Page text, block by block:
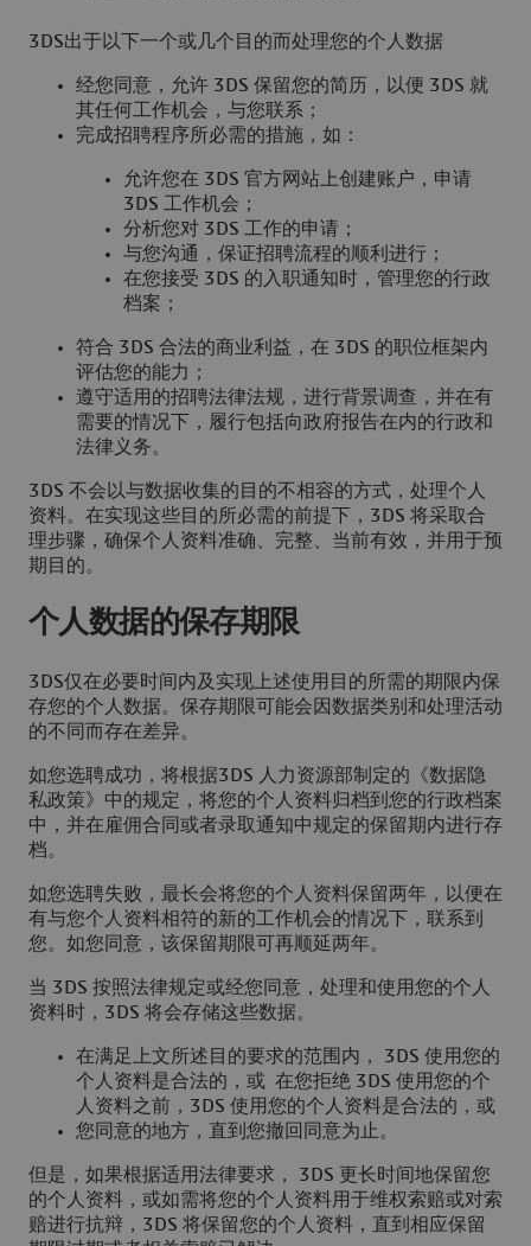
3DS出于以下一个或几个目的而处理您的个人数据
经您同意，允许 3DS 保留您的简历，以便 3DS 就
其任何工作机会，与您联系；
完成招聘程序所必需的措施，如：
允许您在 3DS 官方网站上创建账户，申请
3DS 工作机会；
分析您对 3DS 工作的申请；
与您沟通，保证招聘流程的顺利进行；
在您接受 3DS 的入职通知时，管理您的行政
档案；
符合 3DS 合法的商业利益，在 3DS 的职位框架内
评估您的能力；
遵守适用的招聘法律法规，进行背景调查，并在有
需要的情况下，履行包括向政府报告在内的行政和
法律义务。
3DS 不会以与数据收集的目的不相容的方式，处理个人
资料。在实现这些目的所必需的前提下，3DS 将采取合
理步骤，确保个人资料准确、完整、当前有效，并用于预
期目的。
个人数据的保存期限
3DS仅在必要时间内及实现上述使用目的所需的期限内保
存您的个人数据。保存期限可能会因数据类别和处理活动
的不同而存在差异。
如您选聘成功，将根据3DS 人力资源部制定的《数据隐
私政策》中的规定，将您的个人资料归档到您的行政档案
中，并在雇佣合同或者录取通知中规定的保留期内进行存
档。
如您选聘失败，最长会将您的个人资料保留两年，以便在
有与您个人资料相符的新的工作机会的情况下，联系到
您。如您同意，该保留期限可再顺延两年。
当 3DS 按照法律规定或经您同意，处理和使用您的个人
资料时，3DS 将会存储这些数据。
在满足上文所述目的要求的范围内， 3DS 使用您的
个人资料是合法的，或 在您拒绝 3DS 使用您的个
人资料之前，3DS 使用您的个人资料是合法的，或
您同意的地方，直到您撤回同意为止。
但是，如果根据适用法律要求， 3DS 更长时间地保留您
的个人资料，或如需将您的个人资料用于维权索赔或对索
赔进行抗辩，3DS 将保留您的个人资料，直到相应保留